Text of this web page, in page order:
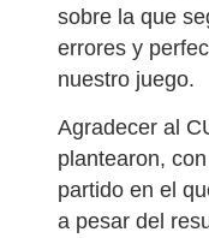
sobre la que
errores y
nuestro juego.
Agradecer al
plantearon,
partido en el
a pesar del